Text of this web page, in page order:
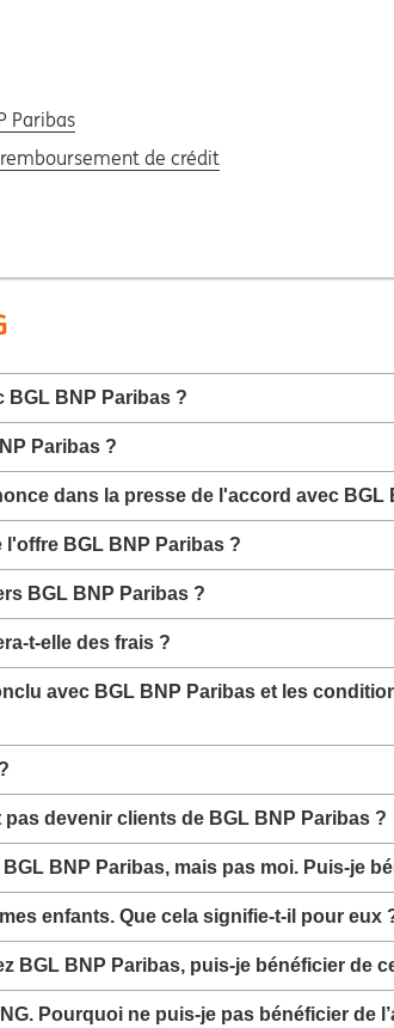
Paribas
de crédit
BGL BNP Paribas ?
Paribas ?
dans la presse de l'accord avec BGL
BGL BNP Paribas ?
BGL BNP Paribas ?
t-elle des frais ?
avec BGL BNP Paribas et les
Quand mes comptes ING seront-t-ils clôturés ?
devenir clients de BGL BNP Paribas ?
BNP Paribas, mais pas moi. Puis-je
enfants. Que cela signifie-t-il pour eux
BGL BNP Paribas, puis-je bénéficier de
Pourquoi ne puis-je pas bénéficier de